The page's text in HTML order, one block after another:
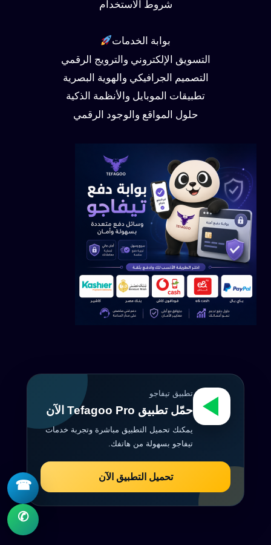
شروط الاستخدام
بوابة الخدمات
التسويق الإلكتروني والترويج الرقمي
التصميم الجرافيكي والهوية البصرية
تطبيقات الموبايل والأنظمة الذكية
حلول المواقع والوجود الرقمي
تطبيق تيفاجو
حمّل تطبيق Tefagoo Pro الآن
يمكنك تحميل التطبيق مباشرة وتجربة خدمات
تيفاجو بسهولة من هاتفك.
تحميل التطبيق الآن
☎
✆